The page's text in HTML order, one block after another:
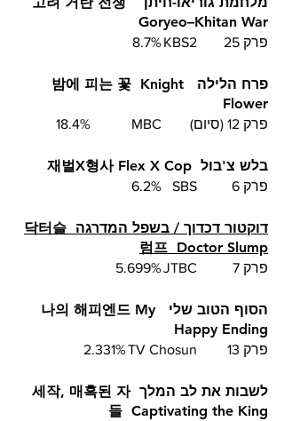
Goryeo–Khitan War
פרק 25	KBS2	8.7%
פרח הלילה  밤에 피는 꽃  Knight
Flower
פרק 12 (סיום)	MBC  	18.4%
בלש צ'בול  재벌X형사 Flex X Cop
פרק 6 	SBS  	6.2%
דוקטור דכדוך / בשפל המדרגה  닥터슬
럼프  Doctor Slump
פרק 7	JTBC	5.699%
הסוף הטוב שלי  나의 해피엔드 My
Happy Ending
פרק 13	TV Chosun	2.331%
לשבות את לב המלך  세작, 매혹된 자
들  Captivating the King